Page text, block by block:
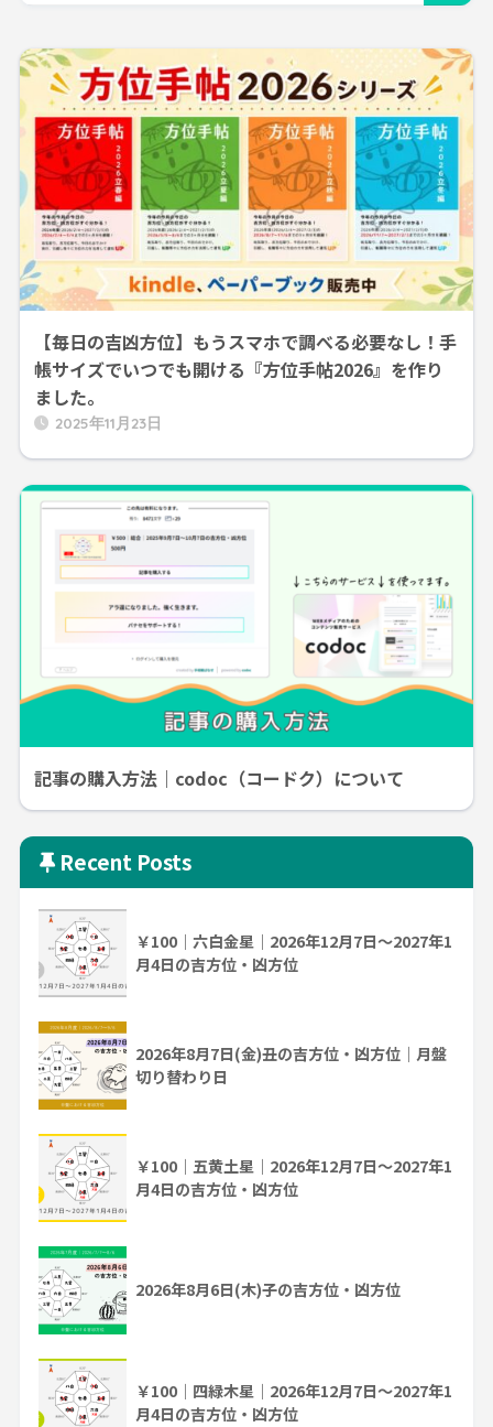
【毎日の吉凶方位】もうスマホで調べる必要なし！手
帳サイズでいつでも開ける『方位手帖2026』を作り
ました。
2025年11月23日
記事の購入方法｜codoc（コードク）について
Recent Posts
￥100｜六白金星｜2026年12月7日～2027年1
月4日の吉方位・凶方位
2026年8月7日(金)丑の吉方位・凶方位｜月盤
切り替わり日
￥100｜五黄土星｜2026年12月7日～2027年1
月4日の吉方位・凶方位
2026年8月6日(木)子の吉方位・凶方位
￥100｜四緑木星｜2026年12月7日～2027年1
月4日の吉方位・凶方位